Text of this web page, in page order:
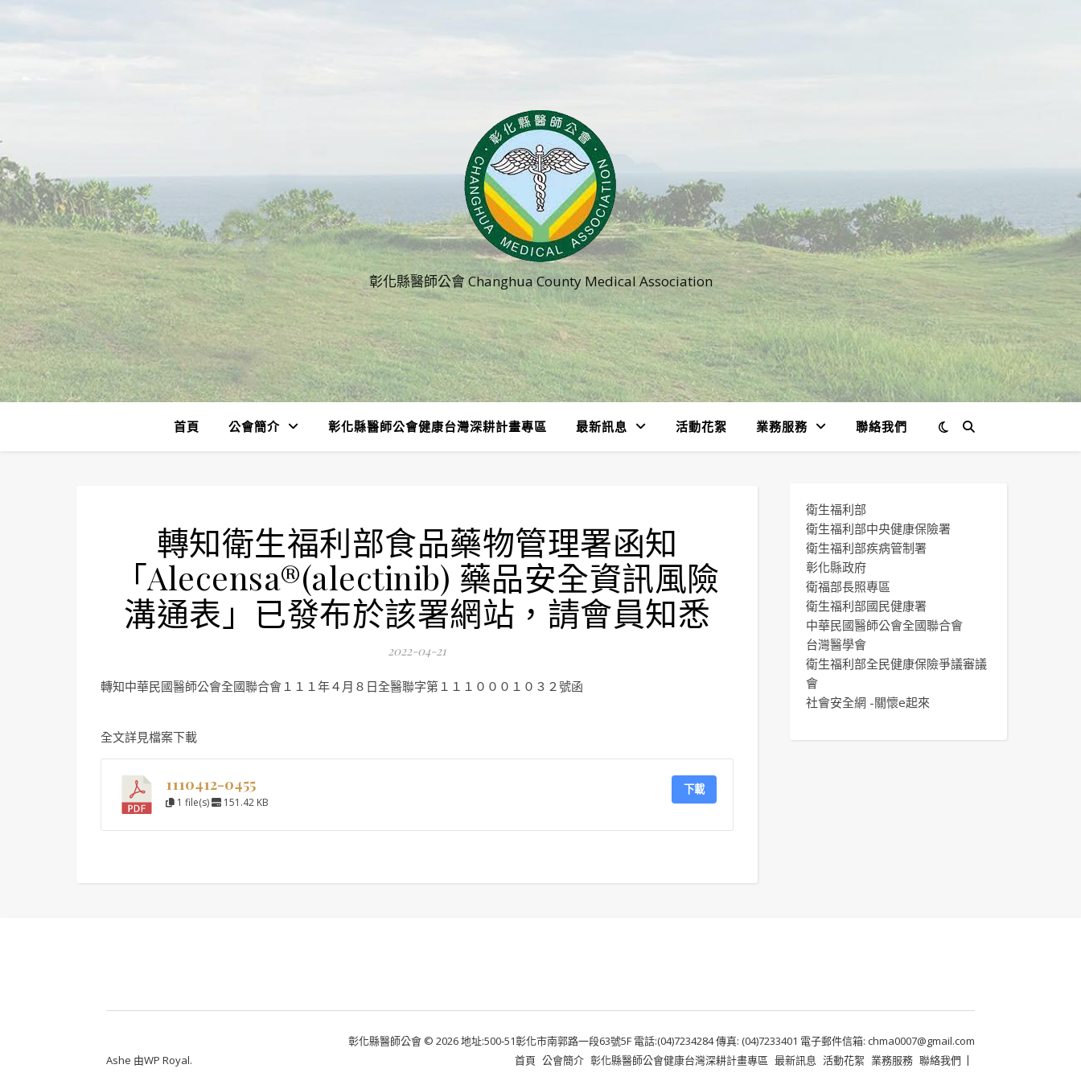
彰化縣醫師公會 Changhua County Medical Association
首頁 公會簡介 彰化縣醫師公會健康台灣深耕計畫專區 最新訊息 活動花絮 業務服務 聯絡我們
轉知衛生福利部食品藥物管理署函知
「Alecensa®(alectinib) 藥品安全資訊風險
溝通表」已發布於該署網站，請會員知悉
2022-04-21
轉知中華民國醫師公會全國聯合會１１１年４月８日全醫聯字第１１１０００１０３２號函
全文詳見檔案下載
1110412-0455
1 file(s) 151.42 KB
下載
衛生福利部
衛生福利部中央健康保險署
衛生福利部疾病管制署
彰化縣政府
衛福部長照專區
衛生福利部國民健康署
中華民國醫師公會全國聯合會
台灣醫學會
衛生福利部全民健康保險爭議審議
會
社會安全網 -關懷e起來
彰化縣醫師公會 © 2026 地址:500-51彰化市南郭路一段63號5F 電話:(04)7234284 傳真: (04)7233401 電子郵件信箱: chma0007@gmail.com
首頁 公會簡介 彰化縣醫師公會健康台灣深耕計畫專區 最新訊息 活動花絮 業務服務 聯絡我們
Ashe 由WP Royal.